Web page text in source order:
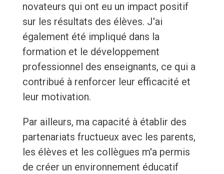
novateurs qui ont eu un impact positif
sur les résultats des élèves. J'ai
également été impliqué dans la
formation et le développement
professionnel des enseignants, ce qui a
contribué à renforcer leur efficacité et
leur motivation.
Par ailleurs, ma capacité à établir des
partenariats fructueux avec les parents,
les élèves et les collègues m'a permis
de créer un environnement éducatif